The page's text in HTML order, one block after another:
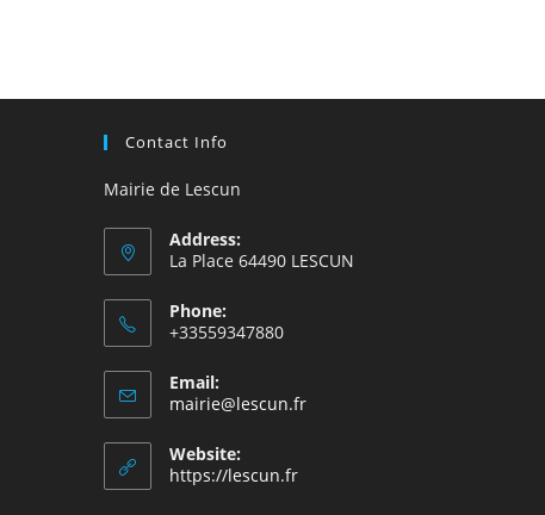
Contact Info
Mairie de Lescun
Address:
La Place 64490 LESCUN
Phone:
+33559347880
Email:
mairie@lescun.frS’ouvre
Website:
https://lescun.fr